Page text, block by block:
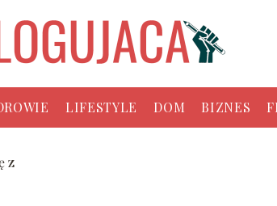
LIFESTYLE DOM BIZNES
z